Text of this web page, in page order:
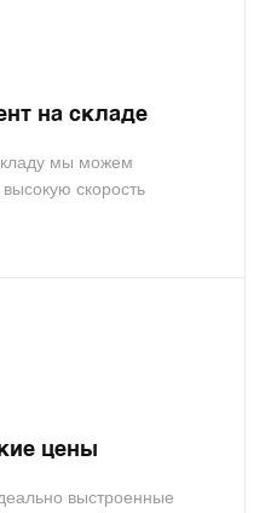
на складе
мы можем
скорость
цены
выстроенные